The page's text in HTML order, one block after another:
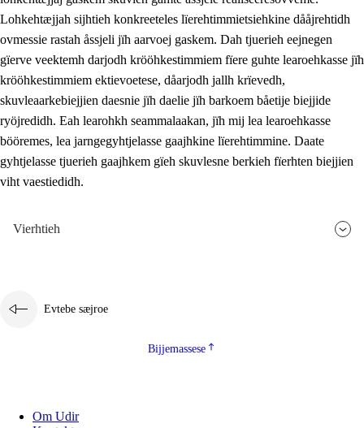
Lohkehtæjjah sijhtieh konkreeteles lïerehtimmietsiehkine dååjrehtidh
ovmessie rastah åssjeli jïh aarvoej gaskem. Dah tjuerieh eejnegen
gïerve veektemh darjodh krööhkestimmiem fïere guhte learoehkasse jïh
krööhkestimmiem ektievoetese, dåarjodh jallh krïevedh,
skuvleaarkebiejjien daesnie jïh daelie jïh barkoem båetije biejjide
ryöjredidh. Eah learohkh seammalaakan, jïh mij lea learoehkasse
bööremes, lea jarngegyhtjelasse gaajhkine lïerehtimmine. Daate
gyhtjelasse tjuerieh gaajhkem gïeh skuvlesne berkieh fïerhten biejjien
viht vaestiedidh.
Vierhtieh
Evtebe sæjroe
Bijjemassese
Om Udir